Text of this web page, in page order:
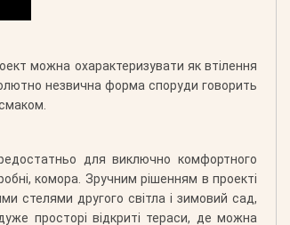
можна охарактеризувати як втілення
незвична форма споруди говорить
для виключно комфортного
комора. Зручним рішенням в проекті
стелями другого світла і зимовий сад,
просторі відкриті тераси, де можна